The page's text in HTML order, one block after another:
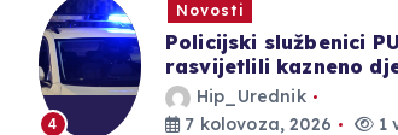
Novosti
Aktivan požar kod
gašenju sudjelovali
helikopter OS-a BiH
Hip_Urednik